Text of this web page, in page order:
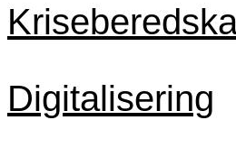
Digitalisering